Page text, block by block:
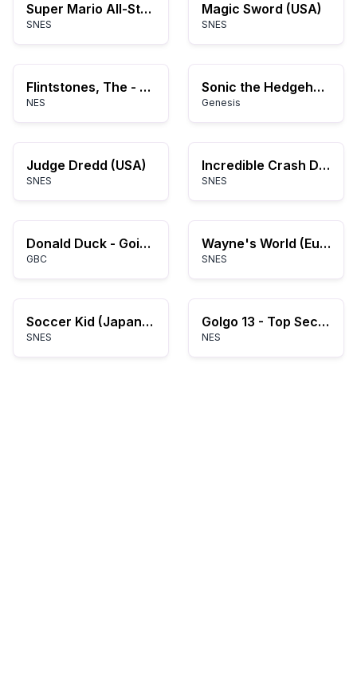
Super Mario All-Stars
SNES
Magic Sword (USA)
SNES
Flintstones, The - The Rescue of Dino & Hoppy (USA)
NES
Sonic the Hedgehog 2 (World)
Genesis
Judge Dredd (USA)
SNES
Incredible Crash Dummies, The (USA)
SNES
Donald Duck - Goin' Quackers (USA) (En,Fr,De,Es,It)
GBC
Wayne's World (Europe)
SNES
Soccer Kid (Japan) (Beta)
SNES
Golgo 13 - Top Secret Episode (USA)
NES